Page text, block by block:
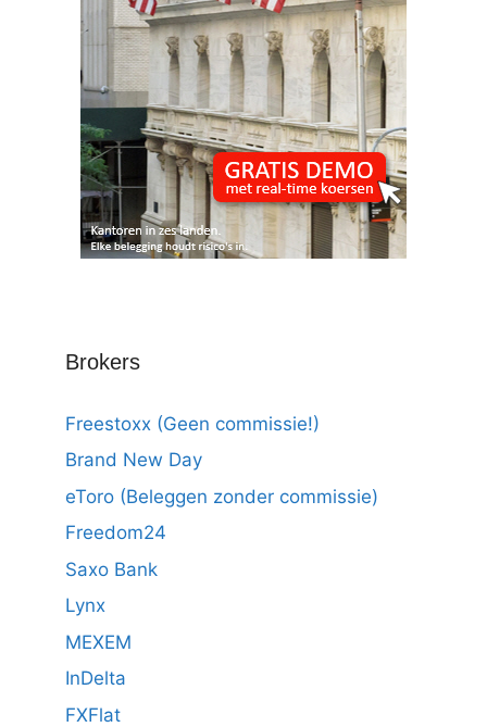
Brokers
Freestoxx (Geen commissie!)
Brand New Day
eToro (Beleggen zonder commissie)
Freedom24
Saxo Bank
Lynx
MEXEM
InDelta
FXFlat